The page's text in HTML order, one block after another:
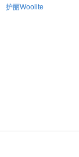
护丽Woolite